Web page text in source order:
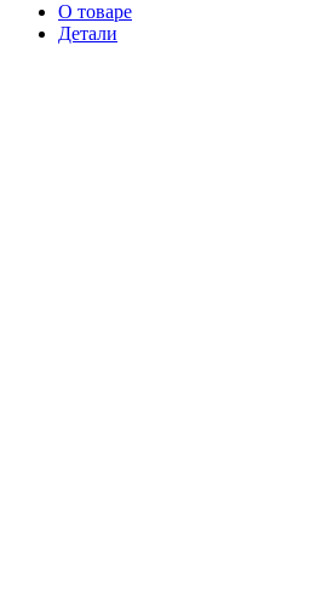
О товаре
Детали